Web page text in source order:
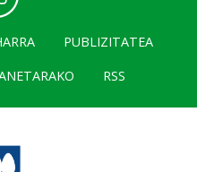
PUBLIZITATEA
RSS